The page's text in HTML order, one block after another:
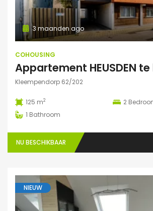
3 maanden ago
COHOUSING
Kleempendorp 62/202
125 m2 2
1 Bathroom
NU BESCHIKBAAR
NIEUW